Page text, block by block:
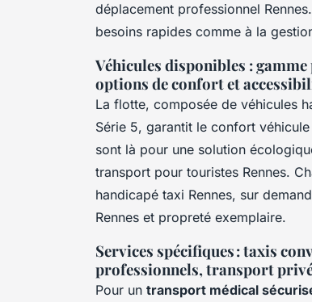
déplacement professionnel
besoins rapides comme à la
Véhicules disponibles :
options de confort et
La flotte, composée de véhicules
Série 5, garantit le confort
sont là pour une solution
transport pour touristes Rennes.
handicapé taxi Rennes, sur
Rennes et propreté exemplaire.
Services spécifiques : taxis
professionnels, transport
Pour un transport médical